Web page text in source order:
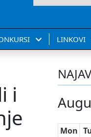
LINKOVI
i
Mon